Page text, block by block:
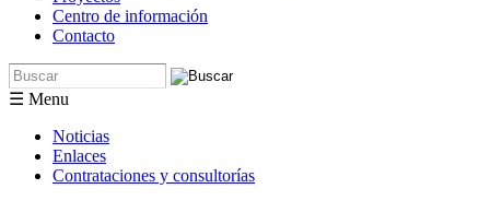
Centro de información
Contacto
Formulario de búsqueda
Buscar
☰ Menu
Noticias
Enlaces
Contrataciones y consultorías